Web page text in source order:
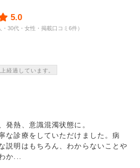
5.0
30代・女性・掲載口コミ6件）
経過しています。
発熱、意識混濁状態に。
な診療をしていただけました。病
説明はもちろん、わからないことや
か...